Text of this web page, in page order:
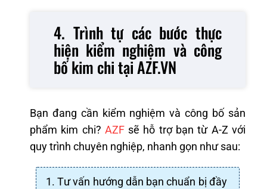
4. Trình tự các bước thực
hiện kiểm nghiệm và công
bố kim chi tại AZF.VN
Bạn đang cần kiểm nghiệm và công bố sản
phẩm kim chi? AZFsẽ hỗ trợ bạn từ A-Z với
quy trình chuyên nghiệp, nhanh gọn như sau:
Tư vấn hướng dẫn bạn chuẩn bị đầy